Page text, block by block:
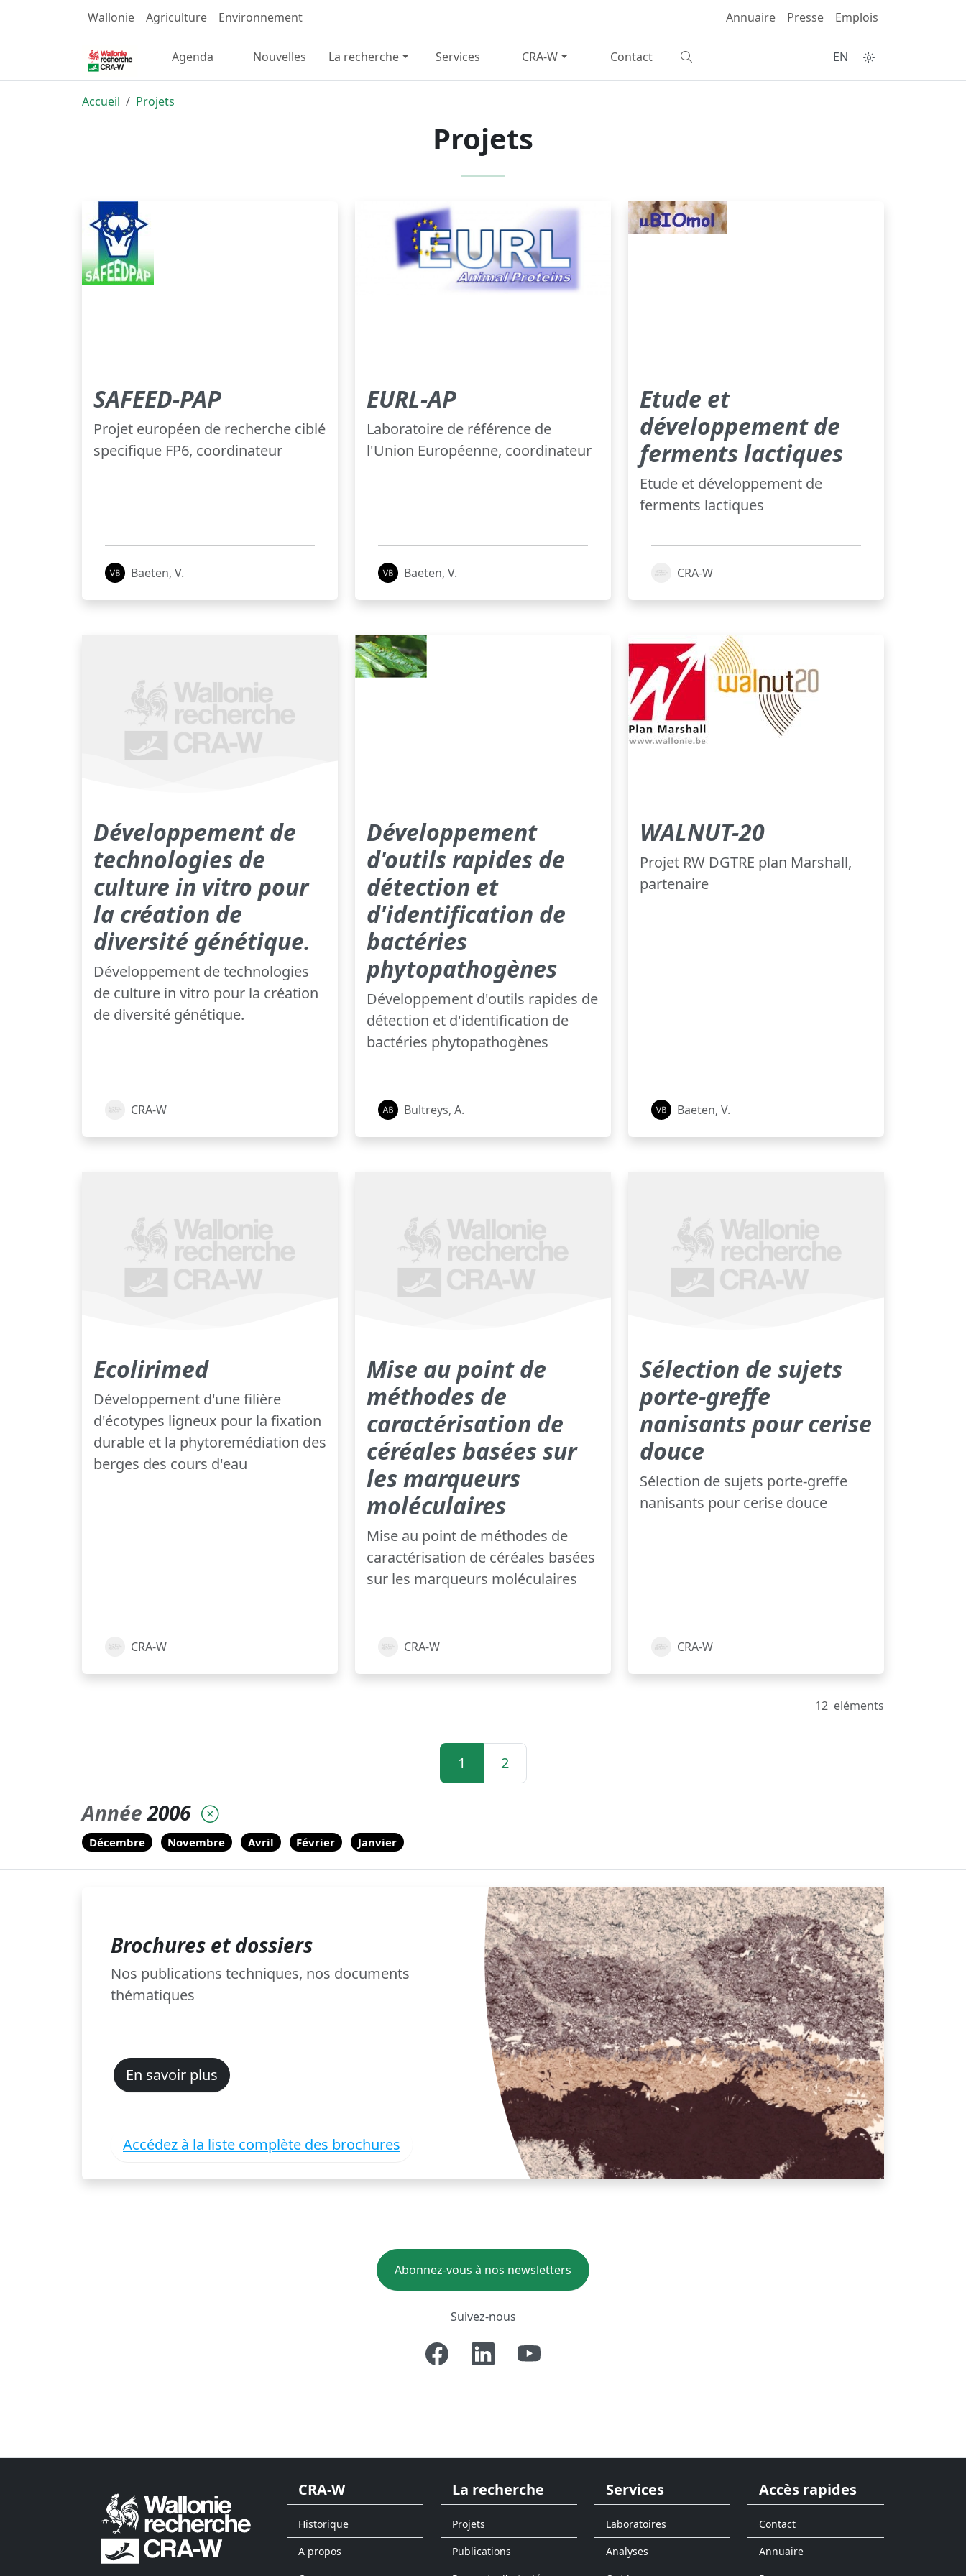
Wallonie Agriculture Environnement Annuaire Presse Emplois
Agenda Nouvelles La recherche Services CRA-W Contact EN
Accueil Projets
Projets
SAFEED-PAP
Projet européen de recherche ciblé
specifique FP6, coordinateur
Baeten, V.
EURL-AP
Laboratoire de référence de
l'Union Européenne, coordinateur
Baeten, V.
Etude et
développement de
ferments lactiques
Etude et développement de
ferments lactiques
CRA-W
Développement de
technologies de
culture in vitro pour
la création de
diversité génétique.
Développement de technologies
de culture in vitro pour la création
de diversité génétique.
CRA-W
Développement
d'outils rapides de
détection et
d'identification de
bactéries
phytopathogènes
Développement d'outils rapides de
détection et d'identification de
bactéries phytopathogènes
Bultreys, A.
WALNUT-20
Projet RW DGTRE plan Marshall,
partenaire
Baeten, V.
Ecolirimed
Développement d'une filière
d'écotypes ligneux pour la fixation
durable et la phytoremédiation des
berges des cours d'eau
CRA-W
Mise au point de
méthodes de
caractérisation de
céréales basées sur
les marqueurs
moléculaires
Mise au point de méthodes de
caractérisation de céréales basées
sur les marqueurs moléculaires
CRA-W
Sélection de sujets
porte-greffe
nanisants pour cerise
douce
Sélection de sujets porte-greffe
nanisants pour cerise douce
CRA-W
12 eléments
1 2
Année2006
Décembre Novembre Avril Février Janvier
Brochures et dossiers
Nos publications techniques, nos documents
thématiques
En savoir plus
Accédez à la liste complète des brochures
Abonnez-vous à nos newsletters
Suivez-nous
CRA-W
Historique
A propos
La recherche
Projets
Publications
Services
Laboratoires
Analyses
Accès rapides
Contact
Annuaire